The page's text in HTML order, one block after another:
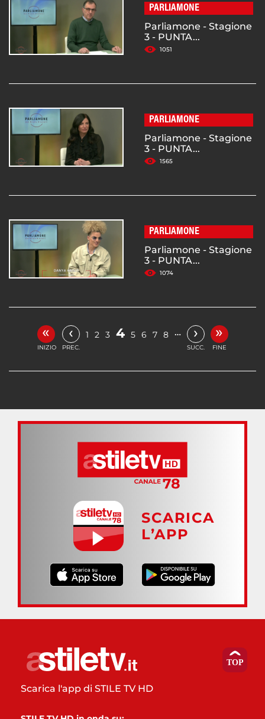
PARLIAMONE
Parliamone - Stagione
3 - PUNTA...
1051
PARLIAMONE
Parliamone - Stagione
3 - PUNTA...
1565
PARLIAMONE
Parliamone - Stagione
3 - PUNTA...
1074
«
INIZIO
‹
PREC.
1 2 3 4 5 6 7 8 … ›
SUCC.
»
FINE
SCARICA
L’APP
Scarica l'app di STILE TV HD